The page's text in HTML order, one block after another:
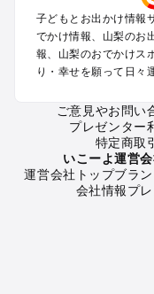
石和・勝沼・塩山のプ
大月・都留・道志渓谷
山中湖・忍野のプール
南アルプスのプールお
山梨の定番お出か
山梨の遊園地
山梨の動物園
山梨のバーベキュー
子どもとお出かけ情報
でかけ情報、山梨のお
報、山梨のおでかけス
り・幸せを願って日々
ご意見やお問い
プレゼンター
特定商取
いこーよ運営
運営会社トップブラ
会社情報プ